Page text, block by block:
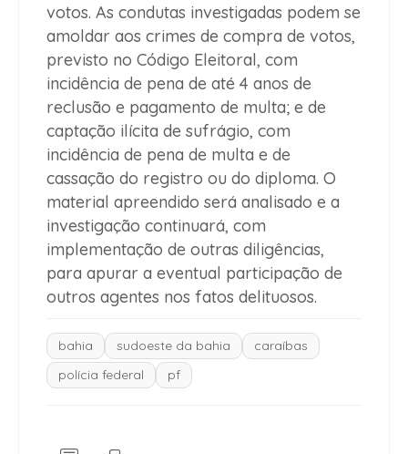
votos. As condutas investigadas podem se
amoldar aos crimes de compra de votos,
previsto no Código Eleitoral, com
incidência de pena de até 4 anos de
reclusão e pagamento de multa; e de
captação ilícita de sufrágio, com
incidência de pena de multa e de
cassação do registro ou do diploma. O
material apreendido será analisado e a
investigação continuará, com
implementação de outras diligências,
para apurar a eventual participação de
outros agentes nos fatos delituosos.
bahia sudoeste da bahia
caraíbas
polícia federal
pf